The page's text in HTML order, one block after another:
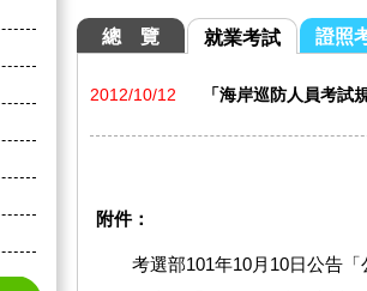
總 覽 就業考試 證照
2012/10/12 「海岸巡防人員考試
附件：
考選部101年10月10日公告「